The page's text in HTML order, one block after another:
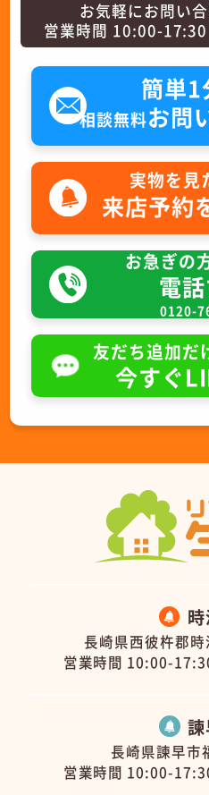
お気軽にお問い
営業時間 10:00-
簡単1
相談無料お問
実物を見
来店予約
お急ぎの
電
0120-
友だち追加だ
今すぐ
長崎県西彼杵郡
営業時間 10:00-
長崎県諫早市
営業時間 10:00-